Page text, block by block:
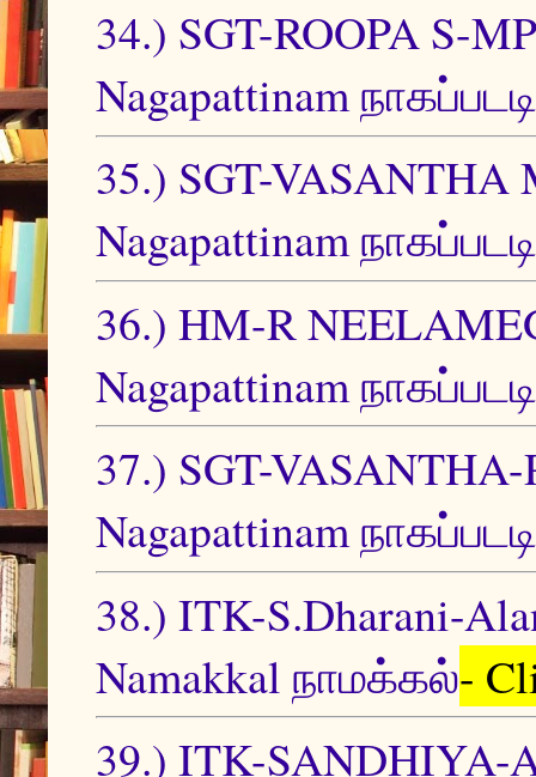
34.) SGT-ROOPA S-
Nagapattinam
35.) SGT-
Nagapattinam
36.) HM-R
Nagapattinam
37.) SGT-
Nagapattinam
38.) ITK-S.Dharani-
Namakkal நாமக்கல்-
39.) ITK-